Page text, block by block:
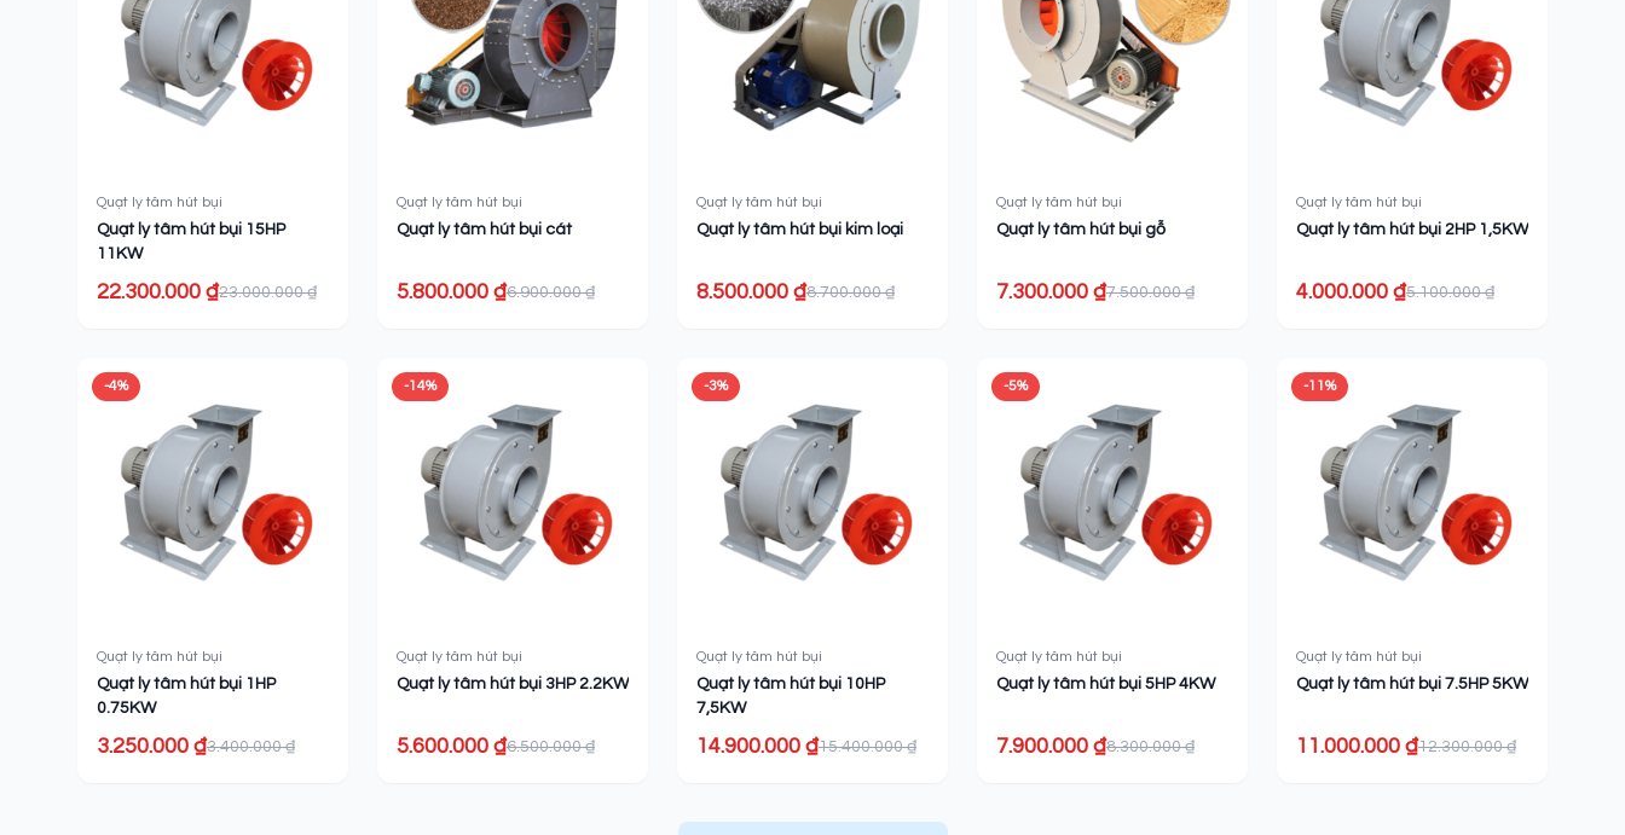
Quạt ly tâm hút bụi
Quạt ly tâm hút bụi 15HP
11KW
22.300.000 ₫23.000.000 ₫
Quạt ly tâm hút bụi
Quạt ly tâm hút bụi cát
5.800.000 ₫6.900.000 ₫
Quạt ly tâm hút bụi
Quạt ly tâm hút bụi kim loại
8.500.000 ₫8.700.000 ₫
Quạt ly tâm hút bụi
Quạt ly tâm hút bụi gỗ
7.300.000 ₫7.500.000 ₫
Quạt ly tâm hút bụi
Quạt ly tâm hút bụi 2HP 1,5KW
4.000.000 ₫5.100.000 ₫
-4%
Quạt ly tâm hút bụi
Quạt ly tâm hút bụi 1HP
0.75KW
3.250.000 ₫3.400.000 ₫
-14%
Quạt ly tâm hút bụi
Quạt ly tâm hút bụi 3HP 2.2KW
5.600.000 ₫6.500.000 ₫
-3%
Quạt ly tâm hút bụi
Quạt ly tâm hút bụi 10HP
7,5KW
14.900.000 ₫15.400.000 ₫
-5%
Quạt ly tâm hút bụi
Quạt ly tâm hút bụi 5HP 4KW
7.900.000 ₫8.300.000 ₫
-11%
Quạt ly tâm hút bụi
Quạt ly tâm hút bụi 7.5HP 5KW
11.000.000 ₫12.300.000 ₫